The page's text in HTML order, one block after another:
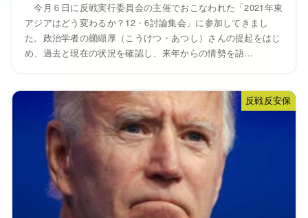
今月６日に反戦実行委員会の主催でおこなわれた「2021年東
アジアはどう変わるか？12・6討論集会」に参加してきまし
た。政治学者の纐纈厚（こうけつ・あつし）さんの提起をはじ
め、過去と現在の状況を確認し、来年からの情勢を語...
反戦反安保